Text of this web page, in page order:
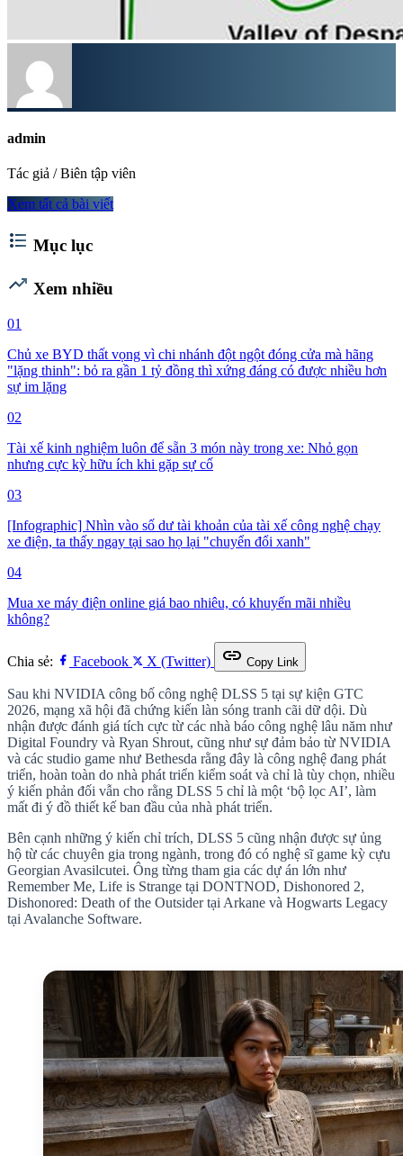
admin
Tác giả / Biên tập viên
Xem tất cả bài viết
format_list_bulleted Mục lục
trending_up Xem nhiều
01
Chủ xe BYD thất vọng vì chi nhánh đột ngột đóng cửa mà hãng
"lặng thinh": bỏ ra gần 1 tỷ đồng thì xứng đáng có được nhiều hơn
sự im lặng
02
Tài xế kinh nghiệm luôn để sẵn 3 món này trong xe: Nhỏ gọn
nhưng cực kỳ hữu ích khi gặp sự cố
03
[Infographic] Nhìn vào số dư tài khoản của tài xế công nghệ chạy
xe điện, ta thấy ngay tại sao họ lại "chuyển đổi xanh"
04
Mua xe máy điện online giá bao nhiêu, có khuyến mãi nhiều
không?
Chia sẻ: Facebook X (Twitter) link Copy Link
Sau khi NVIDIA công bố công nghệ DLSS 5 tại sự kiện GTC
2026, mạng xã hội đã chứng kiến làn sóng tranh cãi dữ dội. Dù
nhận được đánh giá tích cực từ các nhà báo công nghệ lâu năm như
Digital Foundry và Ryan Shrout, cũng như sự đảm bảo từ NVIDIA
và các studio game như Bethesda rằng đây là công nghệ đang phát
triển, hoàn toàn do nhà phát triển kiểm soát và chỉ là tùy chọn, nhiều
ý kiến phản đối vẫn cho rằng DLSS 5 chỉ là một ‘bộ lọc AI’, làm
mất đi ý đồ thiết kế ban đầu của nhà phát triển.
Bên cạnh những ý kiến chỉ trích, DLSS 5 cũng nhận được sự ủng
hộ từ các chuyên gia trong ngành, trong đó có nghệ sĩ game kỳ cựu
Georgian Avasilcutei. Ông từng tham gia các dự án lớn như
Remember Me, Life is Strange tại DONTNOD, Dishonored 2,
Dishonored: Death of the Outsider tại Arkane và Hogwarts Legacy
tại Avalanche Software.